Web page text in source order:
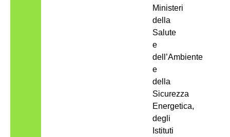
Ministeri
della
Salute
e
dell’Ambiente
e
della
Sicurezza
Energetica,
degli
Istituti